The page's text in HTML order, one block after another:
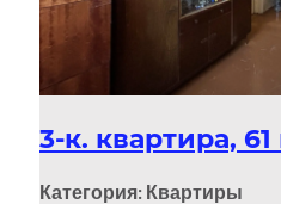
3-к. квартира,
Категория: Квартиры